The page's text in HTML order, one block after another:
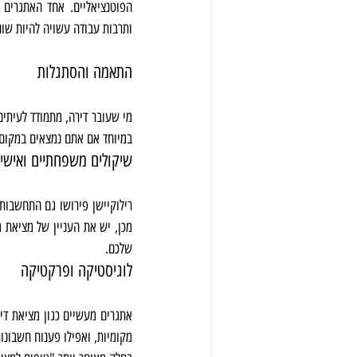
ותרבות עבודה עשויה להיות
התאמה והסתגלות
במיוחד אם אתם נמצאים
שיקולים משפחתיים
שלכם.
לוגיסטיקה ופרקטיקה
מקומיות, ואפילו פענוח